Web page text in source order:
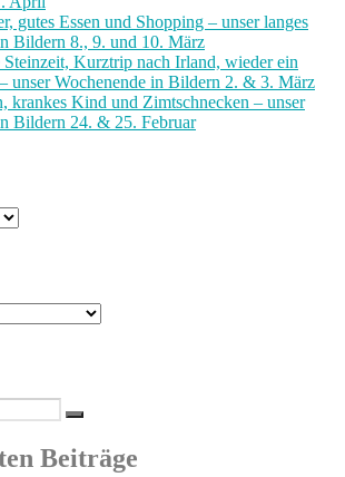
gutes Essen und Shopping – unser langes
Bildern 8., 9. und 10. März
Kurztrip nach Irland, wieder ein
unser Wochenende in Bildern 2. & 3. März
krankes Kind und Zimtschnecken – unser
Bildern 24. & 25. Februar
Suchen
Beiträge